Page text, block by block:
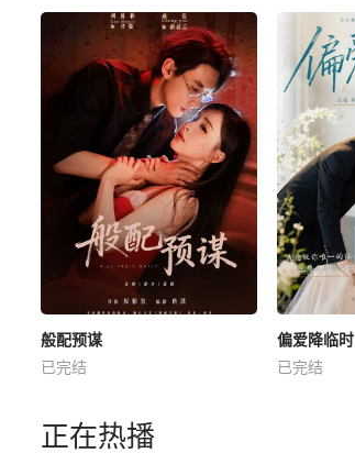
般配预谋
已完结
偏爱降临时
已完结
正在热播